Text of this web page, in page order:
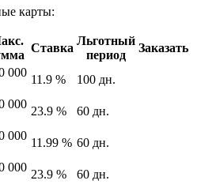
карты:
Ставка
Льготный
период
Заказать
000
11.9 % 100 дн.
000
23.9 %
60 дн.
000
11.99 % 60 дн.
000
23.9 % 60 дн.